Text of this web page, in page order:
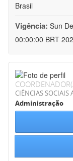
Brasil
Vigência: Sun
00:00:00 BRT
CIÊNCIAS SOCIAIS
Administração